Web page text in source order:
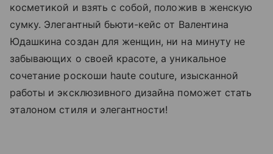
косметикой и взять с собой, положив в женскую
сумку. Элегантный бьюти-кейс от Валентина
Юдашкина создан для женщин, ни на минуту не
забывающих о своей красоте, а уникальное
сочетание роскоши haute couture, изысканной
работы и эксклюзивного дизайна поможет стать
эталоном стиля и элегантности!